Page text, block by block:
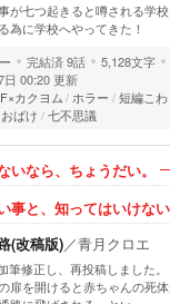
が七つ起きると噂される学
為に学校へやってきた！
完結済9話
5,128文字
日 00:20 更新
カクヨム ホラー 短編こ
おばけ 七不思議
いなら、ちょうだい。
事と、知ってはいけない
(改稿版)／青月クロエ
修正し、再投稿しました
扉を開けると赤ちゃんの死